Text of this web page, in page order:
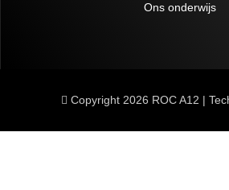
Ons onderwijs
Copyright 2026 ROC A12 |